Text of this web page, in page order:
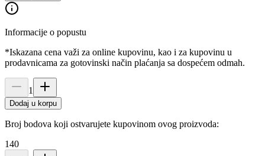
Informacije o popustu
*Iskazana cena važi za online kupovinu, kao i za kupovinu u
prodavnicama za gotovinski način plaćanja sa dospećem odmah.
1
Dodaj u korpu
Broj bodova koji ostvarujete kupovinom ovog proizvoda:
140